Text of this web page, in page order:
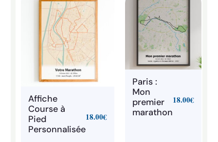
Affiche
Course à
Pied
Personnalisée
18.00€
Paris :
Mon
premier
marathon
18.00€